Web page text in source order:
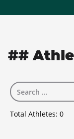
##
Total Athletes: 0